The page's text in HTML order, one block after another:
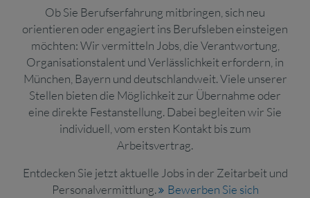
Ob Sie Berufserfahrung mitbringen, sich neu
orientieren oder engagiert ins Berufsleben einsteigen
möchten: Wir vermitteln Jobs, die Verantwortung,
Organisationstalent und Verlässlichkeit erfordern, in
München, Bayern und deutschlandweit. Viele unserer
Stellen bieten die Möglichkeit zur Übernahme oder
eine direkte Festanstellung. Dabei begleiten wir Sie
individuell, vom ersten Kontakt bis zum
Arbeitsvertrag.
Entdecken Sie jetzt aktuelle Jobs in der Zeitarbeit und
Personalvermittlung.
Bewerben Sie sich